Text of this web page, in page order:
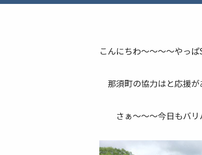
こんにちわ～～～～やっ
那須町の協力はと応援
さぁ～～～今日もバリ